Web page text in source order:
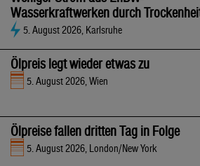
Wasserkraftwerken durch
5. August 2026, Karlsruhe
Ölpreis legt wieder etwas zu
5. August 2026, Wien
Ölpreise fallen dritten Tag in Folge
5. August 2026, London/New York